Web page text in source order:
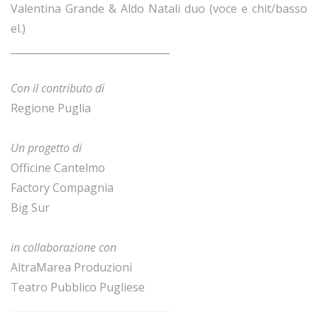
Valentina Grande & Aldo Natali duo (voce e chit/basso
el.)
Con il contributo di
Regione Puglia
Un progetto di
Officine Cantelmo
Factory Compagnia
Big Sur
in collaborazione con
AltraMarea Produzioni
Teatro Pubblico Pugliese